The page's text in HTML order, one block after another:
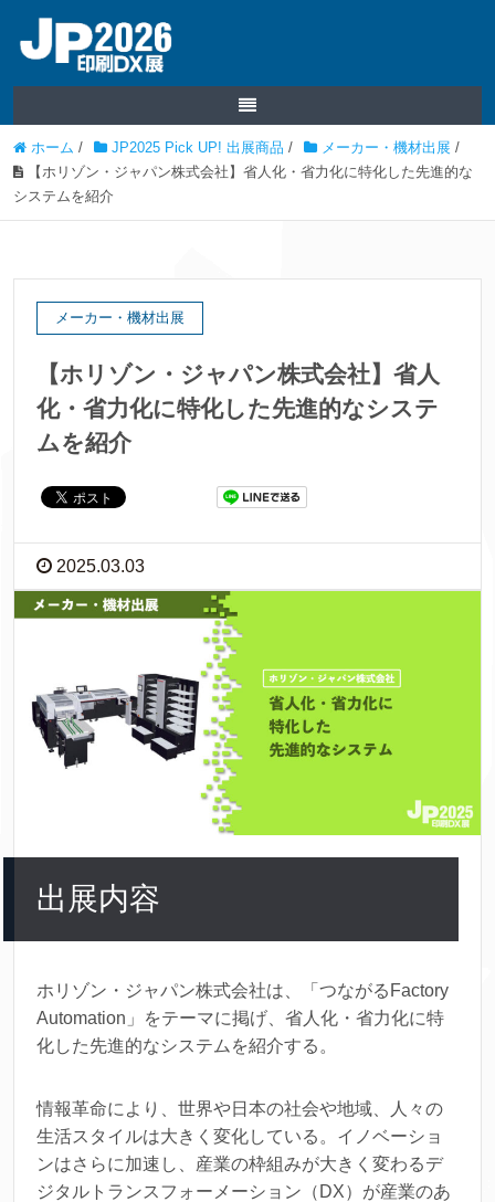
ホーム / JP2025 Pick UP! 出展商品 / メーカー・機材出展 /
【ホリゾン・ジャパン株式会社】省人化・省力化に特化した先進的な
システムを紹介
メーカー・機材出展
【ホリゾン・ジャパン株式会社】省人
化・省力化に特化した先進的なシステ
ムを紹介
2025.03.03
出展内容
ホリゾン・ジャパン株式会社は、「つながるFactory
Automation」をテーマに掲げ、省人化・省力化に特
化した先進的なシステムを紹介する。
情報革命により、世界や日本の社会や地域、人々の
生活スタイルは大きく変化している。イノベーショ
ンはさらに加速し、産業の枠組みが大きく変わるデ
ジタルトランスフォーメーション（DX）が産業のあ